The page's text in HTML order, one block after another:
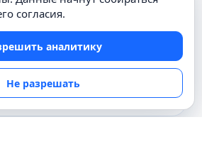
«Изобретения»
согласия.
аналитику
Не разрешать